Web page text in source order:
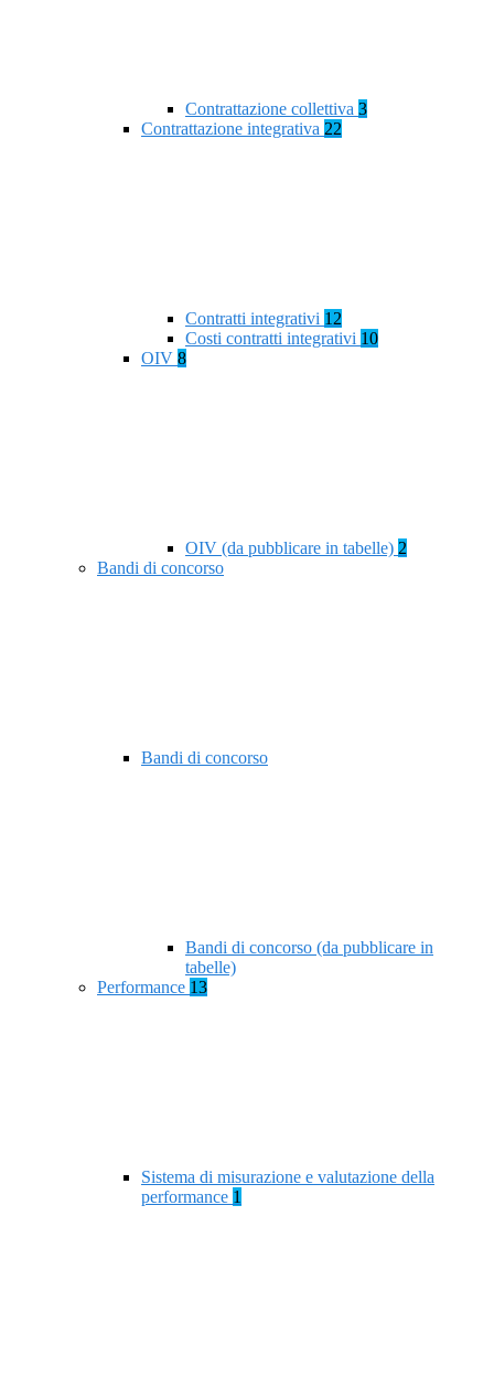
Contrattazione collettiva 3
Contrattazione integrativa 22
Contratti integrativi 12
Costi contratti integrativi 10
OIV 8
OIV (da pubblicare in tabelle) 2
Bandi di concorso
Bandi di concorso
Bandi di concorso (da pubblicare in
tabelle)
Performance 13
Sistema di misurazione e valutazione della
performance 1